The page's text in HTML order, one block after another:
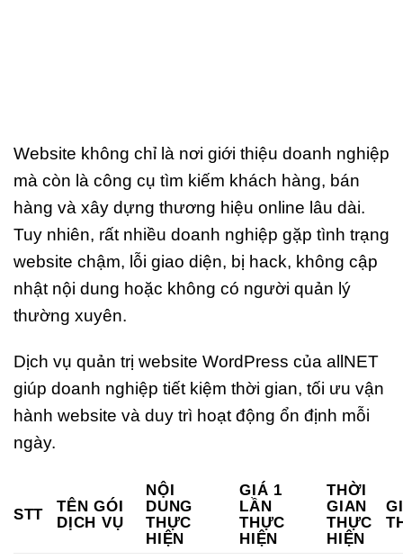
Website không chỉ là nơi giới thiệu doanh nghiệp
mà còn là công cụ tìm kiếm khách hàng, bán
hàng và xây dựng thương hiệu online lâu dài.
Tuy nhiên, rất nhiều doanh nghiệp gặp tình trạng
website chậm, lỗi giao diện, bị hack, không cập
nhật nội dung hoặc không có người quản lý
thường xuyên.
Dịch vụ quản trị website WordPress của allNET
giúp doanh nghiệp tiết kiệm thời gian, tối ưu vận
hành website và duy trì hoạt động ổn định mỗi
ngày.
STT
TÊN GÓI
DỊCH VỤ
NỘI
DUNG
THỰC
HIỆN
GIÁ 1
LẦN
THỰC
HIỆN
THỜI
GIAN
THỰC
HIỆN